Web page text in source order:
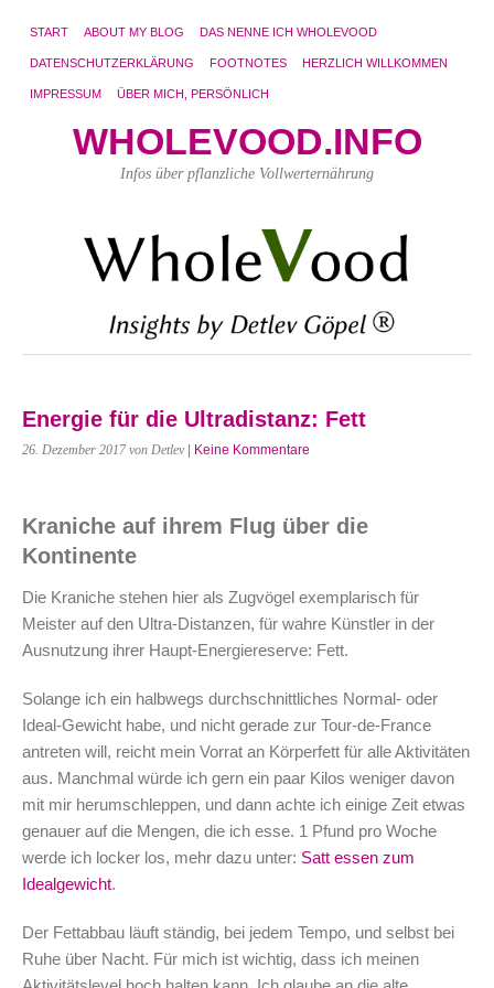
START ABOUT MY BLOG DAS NENNE ICH WHOLEVOOD
DATENSCHUTZERKLÄRUNG FOOTNOTES HERZLICH WILLKOMMEN
IMPRESSUM ÜBER MICH, PERSÖNLICH
WHOLEVOOD.INFO
Infos über pflanzliche Vollwerternährung
Energie für die Ultradistanz: Fett
26. Dezember 2017 von Detlev| Keine Kommentare
Kraniche auf ihrem Flug über die
Kontinente
Die Kraniche stehen hier als Zugvögel exemplarisch für
Meister auf den Ultra-Distanzen, für wahre Künstler in der
Ausnutzung ihrer Haupt-Energiereserve: Fett.
Solange ich ein halbwegs durchschnittliches Normal- oder
Ideal-Gewicht habe, und nicht gerade zur Tour-de-France
antreten will, reicht mein Vorrat an Körperfett für alle Aktivitäten
aus. Manchmal würde ich gern ein paar Kilos weniger davon
mit mir herumschleppen, und dann achte ich einige Zeit etwas
genauer auf die Mengen, die ich esse. 1 Pfund pro Woche
werde ich locker los, mehr dazu unter: Satt essen zum
Idealgewicht.
Der Fettabbau läuft ständig, bei jedem Tempo, und selbst bei
Ruhe über Nacht. Für mich ist wichtig, dass ich meinen